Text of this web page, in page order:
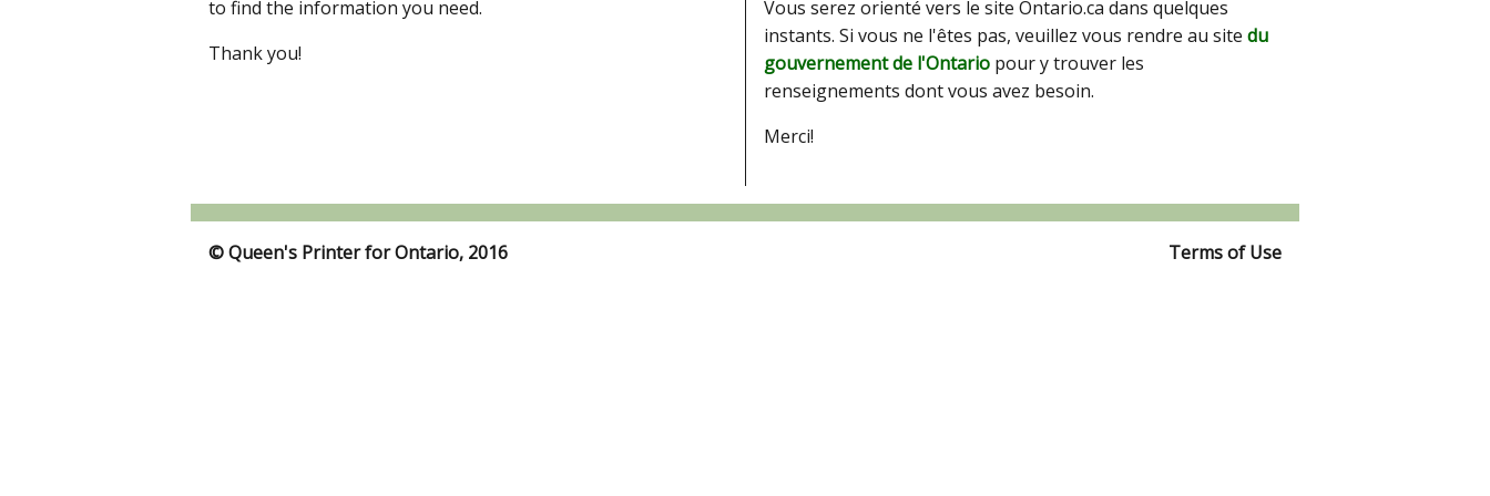
to find the information you need.
Thank you!
Vous serez orienté vers le site Ontario.ca dans quelques
instants. Si vous ne l'êtes pas, veuillez vous rendre au site du
gouvernement de l'Ontario pour y trouver les
renseignements dont vous avez besoin.
Merci!
© Queen's Printer for Ontario, 2016 Terms of Use